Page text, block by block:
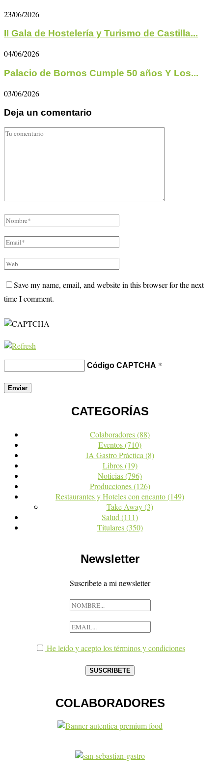
23/06/2026
II Gala de Hostelería y Turismo de Castilla...
04/06/2026
Palacio de Bornos Cumple 50 años Y Los...
03/06/2026
Deja un comentario
Save my name, email, and website in this browser for the next
time I comment.
Código CAPTCHA *
CATEGORÍAS
Colaboradores(88)
Eventos(710)
IA Gastro Práctica (8)
Libros(19)
Noticias(796)
Producciones(126)
Restaurantes y Hoteles con encanto(149)
Take Away(3)
Salud (111)
Titulares(350)
Newsletter
Suscribete a mi newsletter
He leído y acepto los términos y condiciones
COLABORADORES